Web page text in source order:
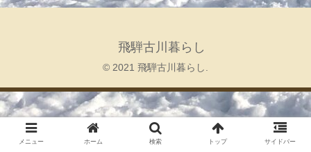
飛騨古川暮らし
© 2021 飛騨古川暮らし.
メニュー ホーム 検索 トップ サイドバー